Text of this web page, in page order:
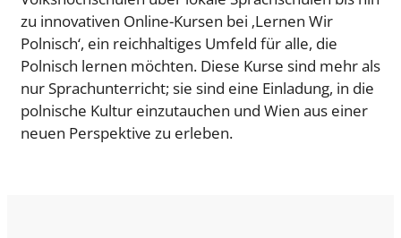
zu innovativen Online-Kursen bei ‚Lernen Wir
Polnisch‘, ein reichhaltiges Umfeld für alle, die
Polnisch lernen möchten. Diese Kurse sind mehr als
nur Sprachunterricht; sie sind eine Einladung, in die
polnische Kultur einzutauchen und Wien aus einer
neuen Perspektive zu erleben.